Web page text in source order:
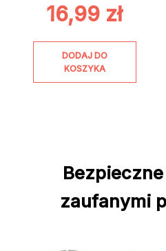
16,99 zł
DODAJ DO
KOSZYKA
zaufanymi